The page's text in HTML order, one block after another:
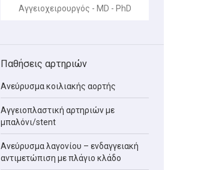
Αγγειοχειρουργός - MD - PhD
Παθήσεις αρτηριών
Ανεύρυσμα κοιλιακής αορτής
Αγγειοπλαστική αρτηριών με
μπαλόνι/stent
Ανεύρυσμα λαγονίου – ενδαγγειακή
αντιμετώπιση με πλάγιο κλάδο